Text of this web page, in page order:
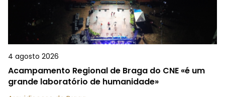
4 agosto 2026
Acampamento Regional de Braga do CNE «é um
grande laboratório de humanidade»